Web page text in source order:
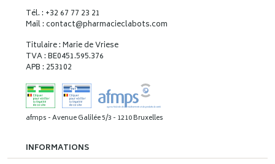
Tél. : +32 67 77 23 21
Mail : contact@pharmacieclabots.com
Titulaire : Marie de Vriese
TVA : BE0451.595.376
APB : 253102
afmps - Avenue Galilée 5/3 - 1210 Bruxelles
INFORMATIONS